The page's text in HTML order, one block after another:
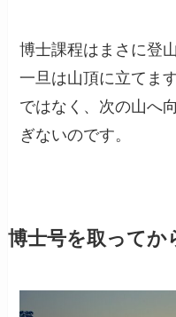
博士課程はまさに登
一旦は山頂に立てま
ではなく、次の山へ
ぎないのです。
博士号を取ってか